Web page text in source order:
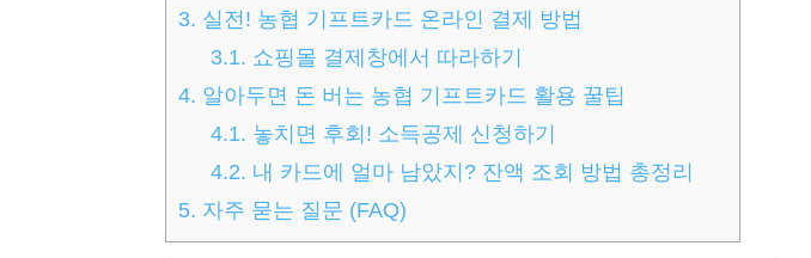
3. 실전! 농협 기프트카드 온라인 결제 방법
3.1. 쇼핑몰 결제창에서 따라하기
4. 알아두면 돈 버는 농협 기프트카드 활용 꿀팁
4.1. 놓치면 후회! 소득공제 신청하기
4.2. 내 카드에 얼마 남았지? 잔액 조회 방법 총정리
5. 자주 묻는 질문 (FAQ)